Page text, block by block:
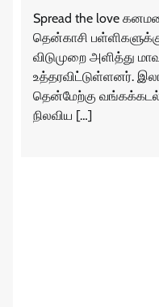
Spread the love
தென்காசி
விடுமுறை அளித்து
உத்தரவிட்டுள்ளனர்.
தென்மேற்கு வங்கக்கடல்
நிலவிய […]